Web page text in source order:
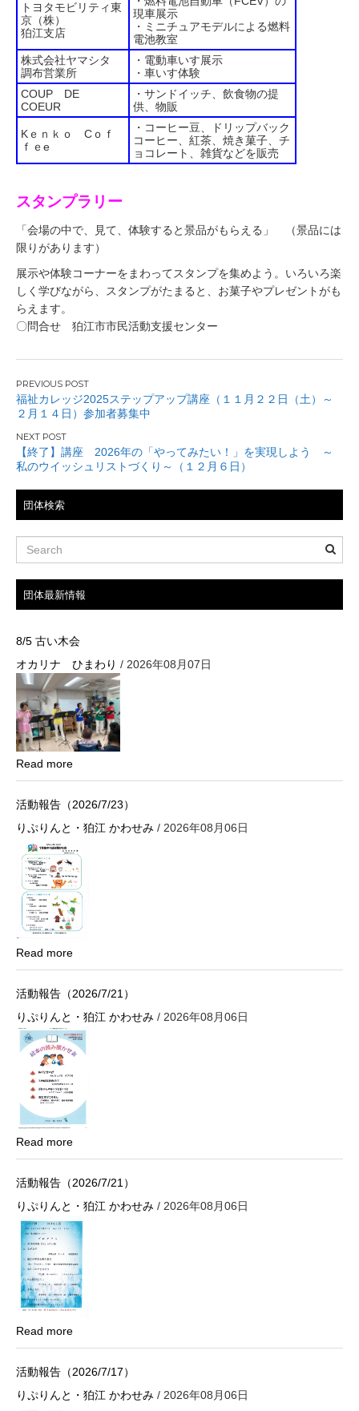
トヨタモビリティ東
京（株）
狛江支店
現車展示
・ミニチュアモデルによる燃料
電池教室
株式会社ヤマシタ
調布営業所
・電動車いす展示
・車いす体験
COUP DE
COEUR
・サンドイッチ、飲食物の提
供、物販
Kｅｎｋｏ Cｏｆ
ｆｅe
・コーヒー豆、ドリップバック
コーヒー、紅茶、焼き菓子、チ
ョコレート、雑貨などを販売
スタンプラリー
「会場の中で、見て、体験すると景品がもらえる」
（景品には
限りがあります）
展示や体験コーナーをまわってスタンプを集めよう。いろいろ楽
しく学びながら、スタンプがたまると、お菓子やプレゼントがも
らえます。
〇問合せ 狛江市市民活動支援センター
投
稿
ナ
ビ
ゲ
ー
シ
ョ
ン
福祉カレッジ2025ステップアップ講座（１１月２２日（土）～
２月１４日）参加者募集中
【終了】講座 2026年の「やってみたい！」を実現しよう ～
私のウイッシュリストづくり～（１２月６日）
団体検索
団体最新情報
8/5 古い木会
オカリナ ひまわり / 2026年08月07日
Read more
活動報告（2026/7/23）
りぷりんと・狛江 かわせみ / 2026年08月06日
Read more
活動報告（2026/7/21）
りぷりんと・狛江 かわせみ / 2026年08月06日
Read more
活動報告（2026/7/21）
りぷりんと・狛江 かわせみ / 2026年08月06日
Read more
活動報告（2026/7/17）
りぷりんと・狛江 かわせみ / 2026年08月06日